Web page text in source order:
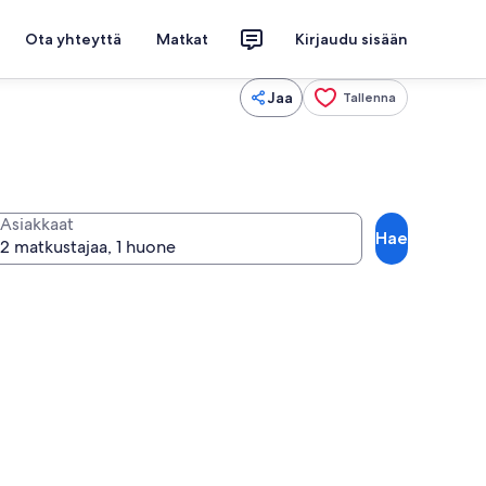
Ota yhteyttä Matkat Kirjaudu sisään
Jaa Tallenna
Asiakkaat
Hae